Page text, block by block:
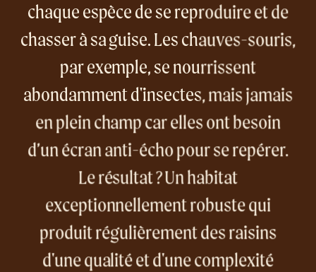
chaque espèce de se reproduire et de
chasser à sa guise. Les chauves-souris,
par exemple, se nourrissent
abondamment d'insectes, mais jamais
en plein champ car elles ont besoin
d’un écran anti-écho pour se repérer.
Le résultat ? Un habitat
exceptionnellement robuste qui
produit régulièrement des raisins
d'une qualité et d'une complexité